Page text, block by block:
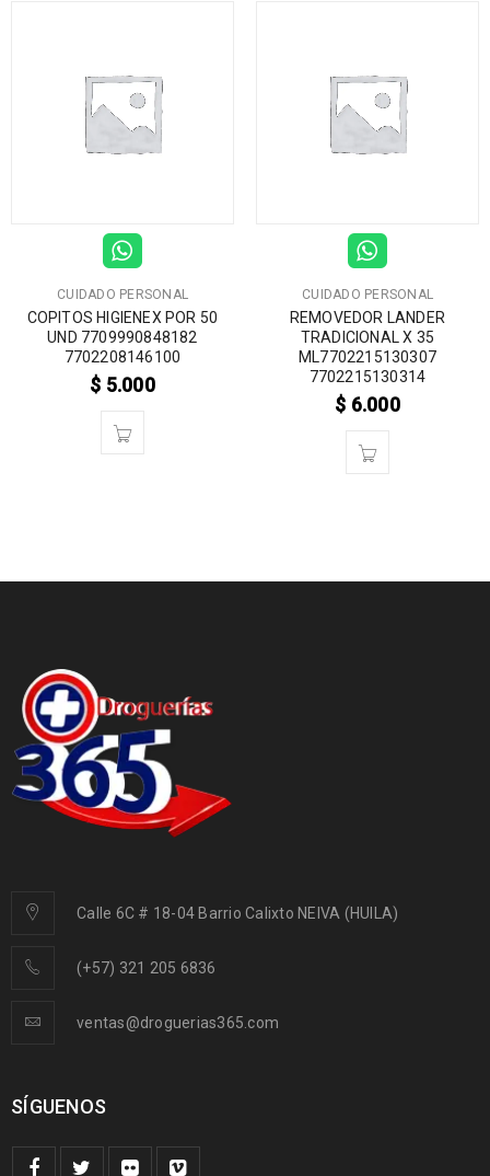
CUIDADO PERSONAL
COPITOS HIGIENEX POR 50
UND 7709990848182
7702208146100
$ 5.000
CUIDADO PERSONAL
REMOVEDOR LANDER
TRADICIONAL X 35
ML7702215130307
7702215130314
$ 6.000
Calle 6C # 18-04 Barrio Calixto NEIVA (HUILA)
(+57) 321 205 6836
ventas@droguerias365.com
SÍGUENOS